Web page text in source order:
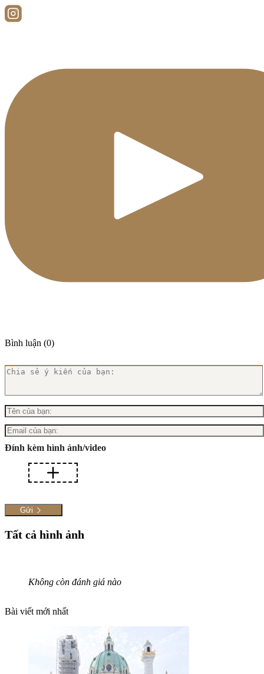
Bình luận (0)
Đính kèm hình ảnh/video
Gửi
Tất cả hình ảnh
Không còn đánh giá nào
Bài viết mới nhất